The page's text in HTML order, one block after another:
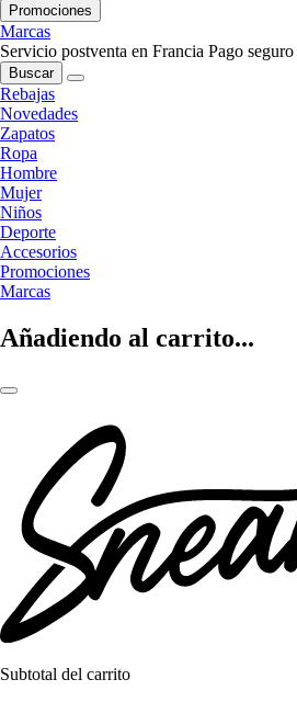
Promociones
Marcas
Servicio postventa en Francia Pago seguro
Buscar
Rebajas
Novedades
Zapatos
Ropa
Hombre
Mujer
Niños
Deporte
Accesorios
Promociones
Marcas
Añadiendo al carrito...
Subtotal del carrito